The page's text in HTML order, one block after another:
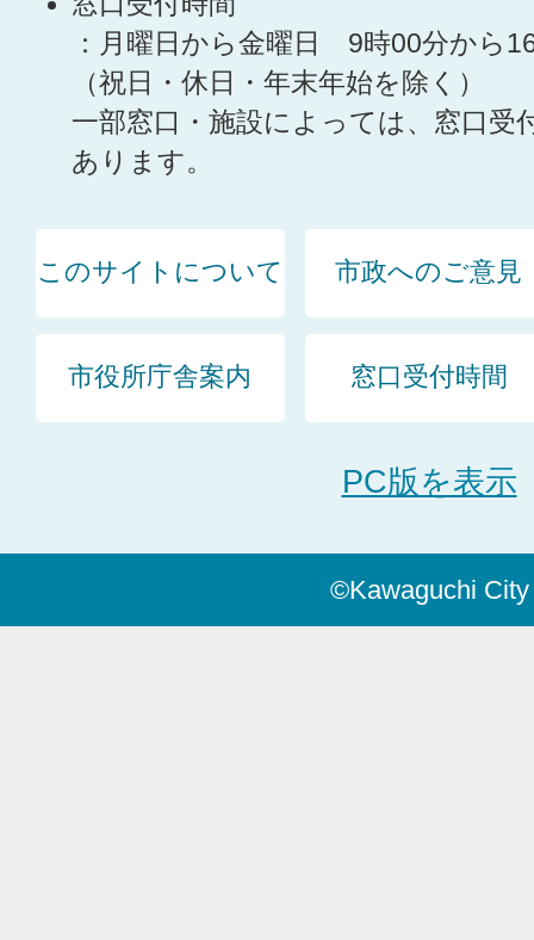
：月曜日から金曜日 9時00分から
（祝日・休日・年末年始を除く）
一部窓口・施設によっては、窓口受
あります。
このサイトについて 市政へのご意見
市役所庁舎案内 窓口受付時間
PC版を表示
©Kawaguchi City